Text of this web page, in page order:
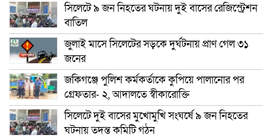
সিলেটে ৯ জন নিহতের ঘটনায় দুই বাসের রেজিস্ট্রেশন
বাতিল
জুলাই মাসে সিলেটের সড়কে দুর্ঘটনায় প্রাণ গেল ৩১
জনের
জকিগঞ্জে পুলিশ কর্মকর্তাকে কুপিয়ে পালানোর পর
গ্রেফতার- ২, আদালতে স্বীকারোক্তি
সিলেটে দুই বাসের মুখোমুখি সংঘর্ষে ৯ জন নিহতের
ঘটনায় তদন্ত কমিটি গঠন